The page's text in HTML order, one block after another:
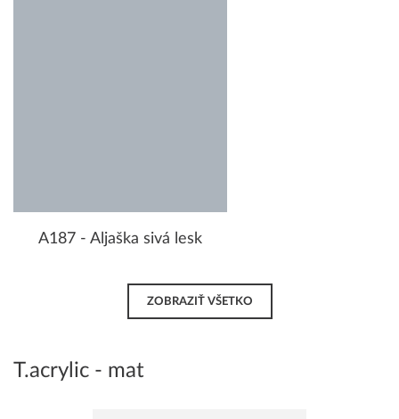
A187 - Aljaška sivá lesk
ZOBRAZIŤ VŠETKO
T.acrylic - mat